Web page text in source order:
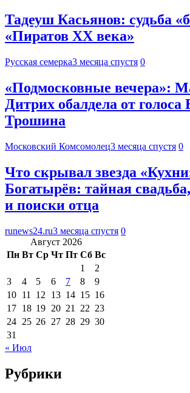
Тадеуш Касьянов: судьба
«Пиратов XX века»
Русская семерка3 месяца спустя 0
«Подмосковные вечера»:
Дитрих обалдела от
Трошина
Московский Комсомолец3 месяца спустя 0
Что скрывал звезда
Богатырёв: тайная
и поиски отца
runews24.ru3 месяца спустя 0
Август 2026
Пн Вт Ср Чт Пт Сб Вс
1
2
3
4 5 6 7 8
9
10 11 12 13 14 15 16
17 18 19 20 21 22 23
24 25 26 27 28 29 30
31
« Июл
Рубрики